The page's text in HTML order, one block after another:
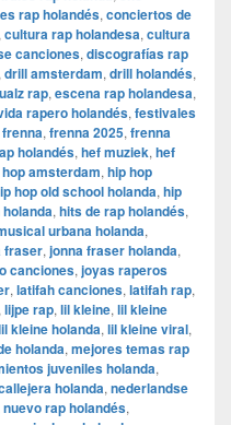
rap holandés, conciertos de
cultura rap holandesa, cultura
canciones, discografías rap
drill amsterdam, drill holandés,
rap, escena rap holandesa,
rapero holandés, festivales
frenna, frenna 2025, frenna
holandés, hef muziek, hef
amsterdam, hip hop
hop old school holanda, hip
, hits de rap holandés,
urbana holanda,
fraser, jonna fraser holanda,
canciones, joyas raperos
, latifah canciones, latifah rap,
lijpe rap, lil kleine, lil kleine
kleine holanda, lil kleine viral,
holanda, mejores temas rap
juveniles holanda,
holanda, nederlandse
nuevo rap holandés,